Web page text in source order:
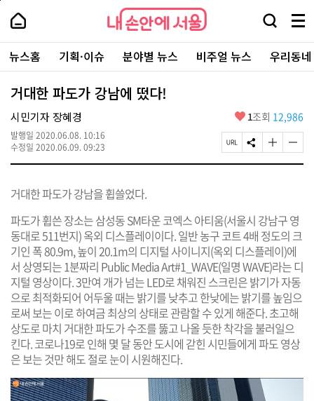
본
로
가
내
손
안
에
서
울
-
서
울
시
대
표
소
포
털
내
손
에
울
검
창
열
기
메
뉴
전
체
보
주
요
서
뉴스홈 기획·이슈 분야별 뉴스 비주얼 뉴스 우리동
거대한 파도가 강남에 떴다!
시민기자 장혜경
발행일 2020.06.08. 10:16
수정일 2020.06.09. 09:23
좋
요
1조회 12,986
페
이
복
사
S
N
기
글
자
변
경
하
기
글
자
변
경
하
기
거대한 파도가 강남을 휩쓸었다.
파도가 휩쓴 장소는 삼성동 SM타운 코엑스 아티움(서울시 강남구 영
동대로 511번지) 옥외 디스플레이이다. 일반 농구 코트 4배 정도의 크
기인 폭 80.9m, 높이 20.1m의 디지털 사이니지(옥외 디스플레이)에
서 상영되는 1분짜리 Public Media Art#1_WAVE(일명 WAVE)라는 디
지털 영상이다. 3만여 개가 넘는 LED로 채워진 스크린은 밝기가 자동
으로 최적화되어 어두울 때는 밝기를 낮추고 한낮에는 밝기를 높임으
로써 보는 이로 하여금 최상의 상태로 관람할 수 있게 해준다. 초고해
상도로 마치 거대한 파도가 수조를 뚫고 나올 듯한 착각을 불러일으
킨다. 코로나19로 인해 몇 달 동안 도시에 갇힌 시민들에게 파도 영상
은 보는 것만 해도 절로 눈이 시원해진다.
페
상
단
로